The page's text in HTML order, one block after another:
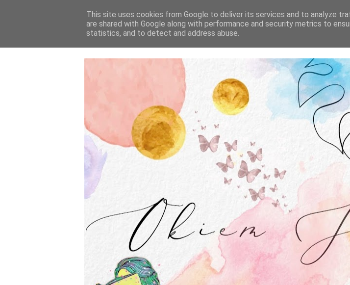
STRONA GŁÓWNA O MNIE
This site uses cookies from Google to deliver its services and to analyze
are shared with Google along with performance and security metrics to
statistics, and to detect and address abuse.